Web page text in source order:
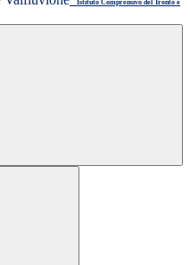
Istituto Comprensivo del Tronto e